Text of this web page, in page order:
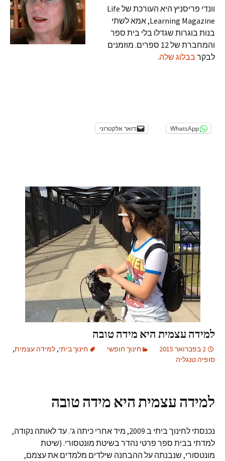
וונדי פריסניץ היא העורכת של Life
Learning Magazine, אמא לשתי
בנות בוגרות שגדלו בלי בית ספר
והמחברת של 12 ספרים. מוזמנים
לבקר בבלוג שלה.
WhatsApp דואר אלקטרוני
למידה עצמית היא מידה טובה
2 בפברואר 2015 חינוך חופשי חינוך ביתי, למידה עצמית,
סופיה טנגליה
למידה עצמית היא מידה טובה
נכנסתי לחינוך ביתי ב 2009, מיד אחרי כיתה ג'. עד לאותה נקודה,
למדתי בבית ספר פרטי נהדר בשיטת מונטסורי. (שיטת
מונטסורי, שנבנתה על ההבחנה שילדים מלמדים את עצמם,